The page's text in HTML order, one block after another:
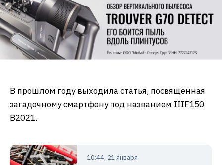
В прошлом году выходила статья, посвященная
загадочному смартфону под названием IIIF150
B2021.
10:44, 21 января